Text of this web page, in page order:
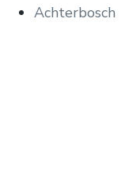
Achterbosch